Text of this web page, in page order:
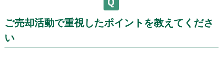
ご売却活動で重視したポイントを教えてくださ
い